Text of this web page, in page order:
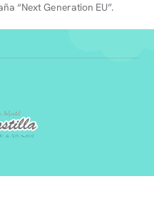
“Next Generation EU”.